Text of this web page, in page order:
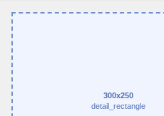
300x250
detail_rectangle